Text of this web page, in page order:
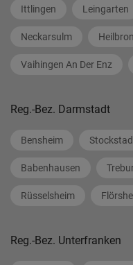
Ittlingen Leingarten
Neckarsulm
Vaihingen An Der Enz
Reg.-Bez. Darmstadt
Bensheim
Babenhausen
Rüsselsheim
Reg.-Bez. Unterfranken